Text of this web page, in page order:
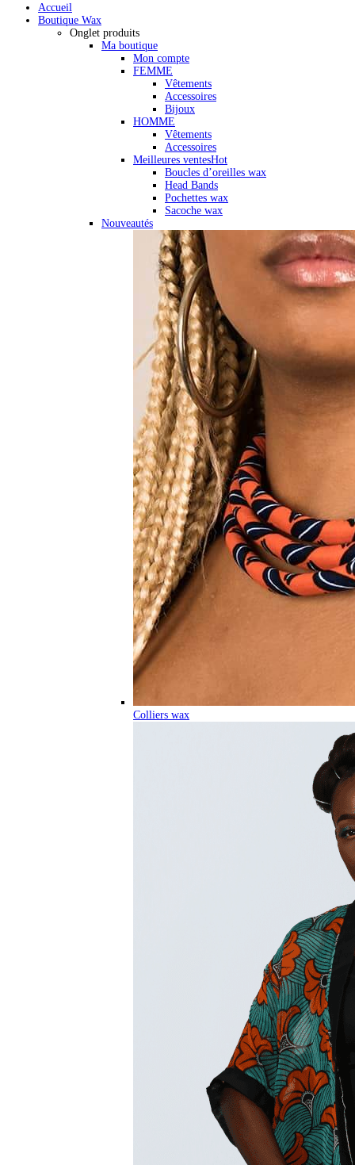
Accueil
Boutique Wax
Onglet produits
Ma boutique
Mon compte
FEMME
Vêtements
Accessoires
Bijoux
HOMME
Vêtements
Accessoires
Meilleures ventesHot
Boucles d’oreilles wax
Head Bands
Pochettes wax
Sacoche wax
Nouveautés
Colliers wax